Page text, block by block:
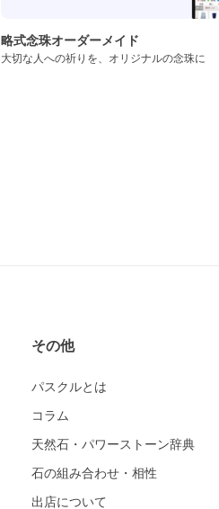
略式念珠オーダーメイド
大切な人への祈りを、オリジナルの念珠に
その他
パスクルとは
コラム
天然石・パワーストーン辞典
石の組み合わせ・相性
出店について